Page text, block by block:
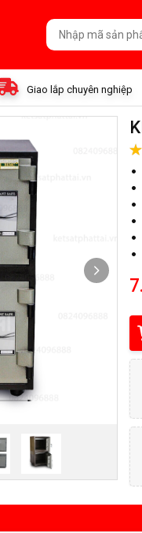
Giao lắp chuyên nghiệp